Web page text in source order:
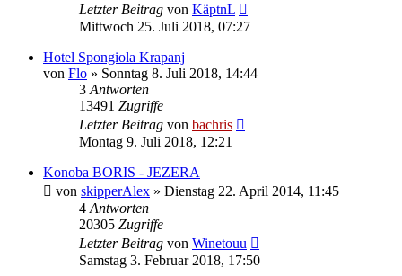
Letzter Beitrag von KäptnL
Mittwoch 25. Juli 2018, 07:27
Hotel Spongiola Krapanj
von Flo » Sonntag 8. Juli 2018, 14:44
3 Antworten
13491 Zugriffe
Letzter Beitrag von bachris
Montag 9. Juli 2018, 12:21
Konoba BORIS - JEZERA
von skipperAlex » Dienstag 22. April 2014, 11:45
4 Antworten
20305 Zugriffe
Letzter Beitrag von Winetouu
Samstag 3. Februar 2018, 17:50